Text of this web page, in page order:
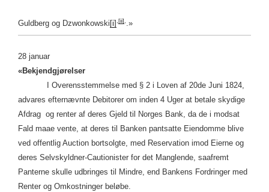
Guldberg og Dzwonkowski [i] [ii] .»
28 januar
«Bekjendgjørelser
I Overensstemmelse med § 2 i Loven af 20de Juni 1824,
advares efternævnte Debitorer om inden 4 Uger at betale skydige
Afdrag og renter af deres Gjeld til Norges Bank, da de i modsat
Fald maae vente, at deres til Banken pantsatte Eiendomme blive
ved offentlig Auction bortsolgte, med Reservation imod Eierne og
deres Selvskyldner-Cautionister for det Manglende, saafremt
Panterne skulle udbringes til Mindre, end Bankens Fordringer med
Renter og Omkostninger beløbe.